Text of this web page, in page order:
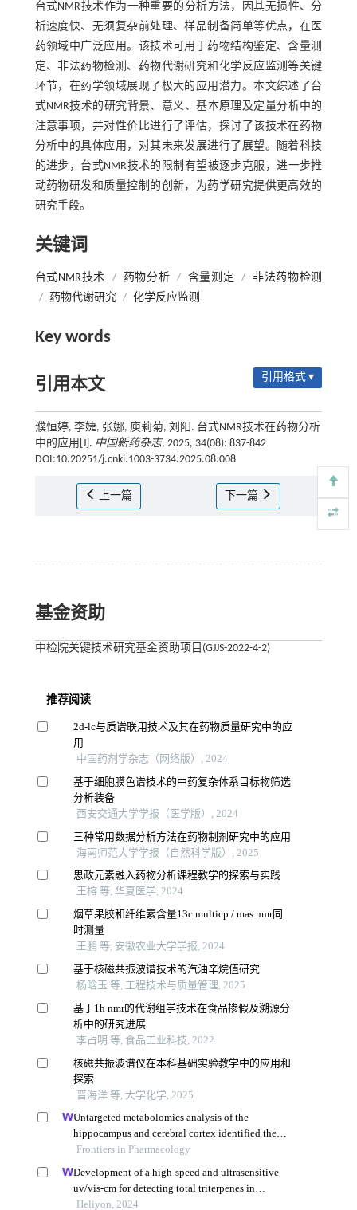
台式NMR技术作为一种重要的分析方法，因其无损性、分
析速度快、无须复杂前处理、样品制备简单等优点，在医
药领域中广泛应用。该技术可用于药物结构鉴定、含量测
定、非法药物检测、药物代谢研究和化学反应监测等关键
环节，在药学领域展现了极大的应用潜力。本文综述了台
式NMR技术的研究背景、意义、基本原理及定量分析中的
注意事项，并对性价比进行了评估，探讨了该技术在药物
分析中的具体应用，对其未来发展进行了展望。随着科技
的进步，台式NMR技术的限制有望被逐步克服，进一步推
动药物研发和质量控制的创新，为药学研究提供更高效的
研究手段。
关键词
台式NMR技术 / 药物分析 / 含量测定 / 非法药物检测
/
药物代谢研究 / 化学反应监测
Key words
引用本文 引用格式 ▾
濮恒婷, 李婕, 张娜, 庾莉菊, 刘阳. 台式NMR技术在药物分析
中的应用[J]. 中国新药杂志, 2025, 34(08): 837-842
DOI:10.20251/j.cnki.1003-3734.2025.08.008
上一篇 下一篇
基金资助
中检院关键技术研究基金资助项目(GJJS-2022-4-2)